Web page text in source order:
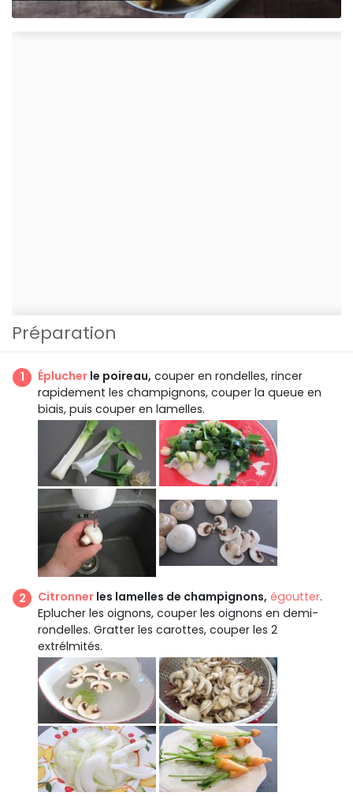
Préparation
Éplucher le poireau, couper en rondelles, rincer
rapidement les champignons, couper la queue en
biais, puis couper en lamelles.
Citronner les lamelles de champignons, égoutter.
Eplucher les oignons, couper les oignons en demi-
rondelles. Gratter les carottes, couper les 2
extrélmités.